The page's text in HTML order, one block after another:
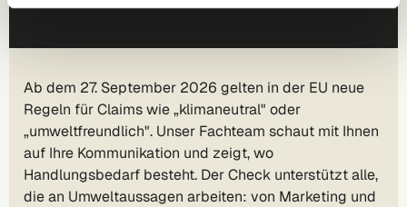
Ab dem 27. September 2026 gelten in der EU neue
Regeln für Claims wie „klimaneutral" oder
„umweltfreundlich". Unser Fachteam schaut mit Ihnen
auf Ihre Kommunikation und zeigt, wo
Handlungsbedarf besteht. Der Check unterstützt alle,
die an Umweltaussagen arbeiten: von Marketing und